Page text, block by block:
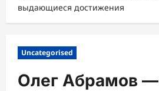
выдающиеся достижения
Uncategorised
Олег Абрамов —